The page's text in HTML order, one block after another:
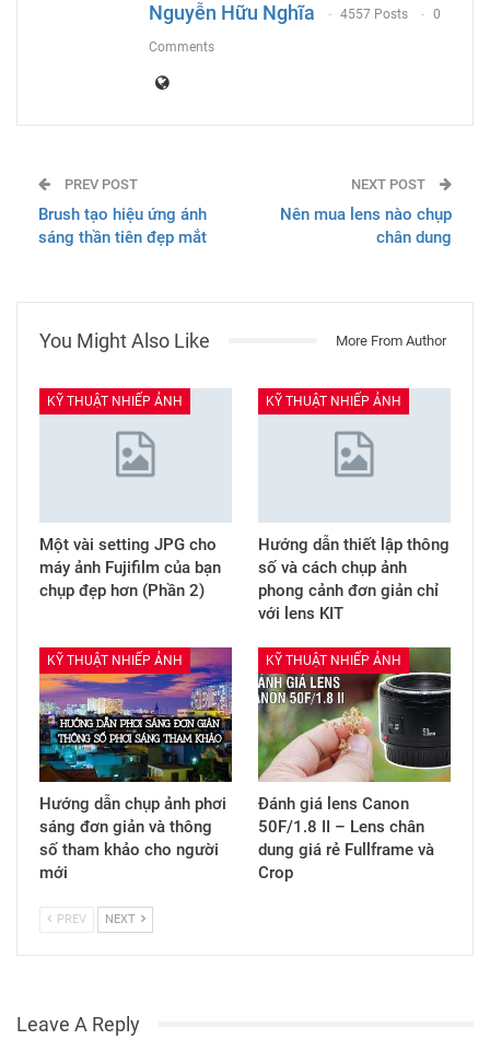
Nguyễn Hữu Nghĩa 4557 Posts 0
Comments
PREV POST
Brush tạo hiệu ứng ánh
sáng thần tiên đẹp mắt
NEXT POST
Nên mua lens nào chụp
chân dung
You Might Also Like More From Author
KỸ THUẬT NHIẾP ẢNH
Một vài setting JPG cho
máy ảnh Fujifilm của bạn
chụp đẹp hơn (Phần 2)
KỸ THUẬT NHIẾP ẢNH
Hướng dẫn thiết lập thông
số và cách chụp ảnh
phong cảnh đơn giản chỉ
với lens KIT
KỸ THUẬT NHIẾP ẢNH
Hướng dẫn chụp ảnh phơi
sáng đơn giản và thông
số tham khảo cho người
mới
KỸ THUẬT NHIẾP ẢNH
Đánh giá lens Canon
50F/1.8 II – Lens chân
dung giá rẻ Fullframe và
Crop
PREV NEXT
Leave A Reply